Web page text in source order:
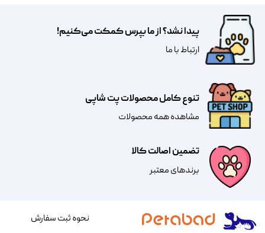
تضمین اصالت کالا
​​برندهای معتبر​​​​​​​
تنوع کامل محصولات پت شاپی
مشاهده همه محصولات
پیدا نشد؟ از ما بپرس کمکت می‌کنیم!
​​​ارتباط با ما
نحوه ثبت سفارش